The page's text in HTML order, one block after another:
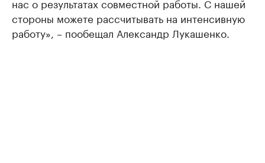
стороны можете рассчитывать на интенсивную
работу», – пообещал Александр Лукашенко.